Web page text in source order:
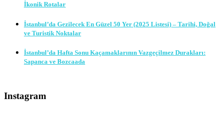
İkonik Rotalar
İstanbul’da Gezilecek En Güzel 50 Yer (2025 Listesi) – Tarihi, Doğal
ve Turistik Noktalar
İstanbul’da Hafta Sonu Kaçamaklarının Vazgeçilmez Durakları:
Sapanca ve Bozcaada
Instagram